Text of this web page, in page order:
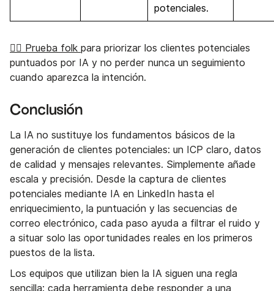
potenciales.
👉🏼 Prueba folk para priorizar los clientes potenciales
puntuados por IA y no perder nunca un seguimiento
cuando aparezca la intención.
Conclusión
La IA no sustituye los fundamentos básicos de la
generación de clientes potenciales: un ICP claro, datos
de calidad y mensajes relevantes. Simplemente añade
escala y precisión. Desde la captura de clientes
potenciales mediante IA en LinkedIn hasta el
enriquecimiento, la puntuación y las secuencias de
correo electrónico, cada paso ayuda a filtrar el ruido y
a situar solo las oportunidades reales en los primeros
puestos de la lista.
Los equipos que utilizan bien la IA siguen una regla
sencilla: cada herramienta debe responder a una